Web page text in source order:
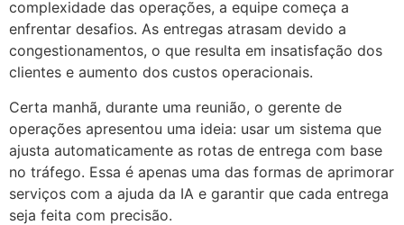
complexidade das operações, a equipe começa a
enfrentar desafios. As entregas atrasam devido a
congestionamentos, o que resulta em insatisfação dos
clientes e aumento dos custos operacionais.
Certa manhã, durante uma reunião, o gerente de
operações apresentou uma ideia: usar um sistema que
ajusta automaticamente as rotas de entrega com base
no tráfego. Essa é apenas uma das formas de aprimorar
serviços com a ajuda da IA e garantir que cada entrega
seja feita com precisão.